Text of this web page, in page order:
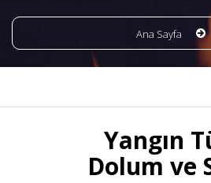
Ana Sayfa
Yangın
Dolum ve